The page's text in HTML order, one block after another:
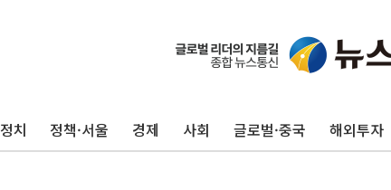
정치 정책·서울 경제 사회 글로벌·중국 해외투자
반